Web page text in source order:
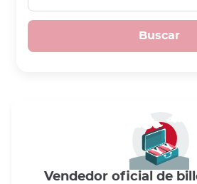
Buscar
Vendedor oficial de